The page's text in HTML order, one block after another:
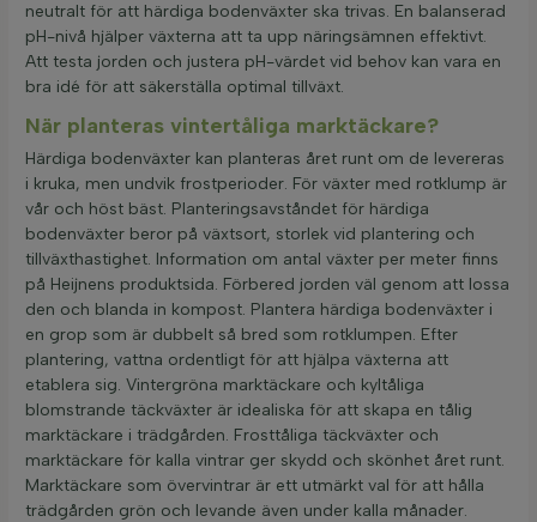
neutralt för att härdiga bodenväxter ska trivas. En balanserad
pH-nivå hjälper växterna att ta upp näringsämnen effektivt.
Att testa jorden och justera pH-värdet vid behov kan vara en
bra idé för att säkerställa optimal tillväxt.
När planteras vintertåliga marktäckare?
Härdiga bodenväxter kan planteras året runt om de levereras
i kruka, men undvik frostperioder. För växter med rotklump är
vår och höst bäst. Planteringsavståndet för härdiga
bodenväxter beror på växtsort, storlek vid plantering och
tillväxthastighet. Information om antal växter per meter finns
på Heijnens produktsida. Förbered jorden väl genom att lossa
den och blanda in kompost. Plantera härdiga bodenväxter i
en grop som är dubbelt så bred som rotklumpen. Efter
plantering, vattna ordentligt för att hjälpa växterna att
etablera sig. Vintergröna marktäckare och kyltåliga
blomstrande täckväxter är idealiska för att skapa en tålig
marktäckare i trädgården. Frosttåliga täckväxter och
marktäckare för kalla vintrar ger skydd och skönhet året runt.
Marktäckare som övervintrar är ett utmärkt val för att hålla
trädgården grön och levande även under kalla månader.